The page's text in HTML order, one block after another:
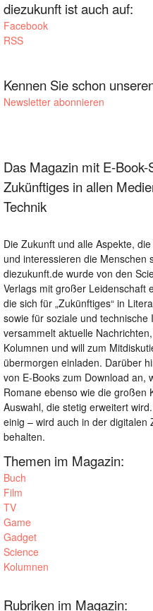
diezukunft ist auch auf:
Facebook
RSS
Kennen Sie schon
Newsletter abonnieren
Das Magazin mit E-
Zukünftiges in allen
Technik
Die Zukunft und alle Aspekte,
und interessieren die Menschen
diezukunft.de wurde von den
Verlags mit großer Leidenschaft
die sich für „Zukünftiges“ in
sowie für soziale und
versammelt aktuelle
Kolumnen und will zum
übermorgen einladen. Darüber
von E-Books zum Download an,
Romane ebenso wie die großen
Auswahl, die stetig erweitert
einig – wird auch in der digitalen
behalten.
Themen im Magazin:
Buch
Film
TV
Game
Gadget
Science
Kolumnen
Rubriken im Magazin: